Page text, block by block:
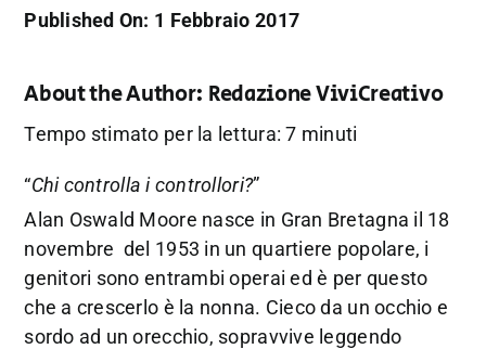
Published On: 1 Febbraio 2017
About the Author: Redazione ViviCreativo
Tempo stimato per la lettura: 7 minuti
“Chi controlla i controllori?”
Alan Oswald Moore nasce in Gran Bretagna il 18
novembre del 1953 in un quartiere popolare, i
genitori sono entrambi operai ed è per questo
che a crescerlo è la nonna. Cieco da un occhio e
sordo ad un orecchio, sopravvive leggendo